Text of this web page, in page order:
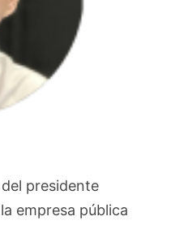
presidente
empresa pública